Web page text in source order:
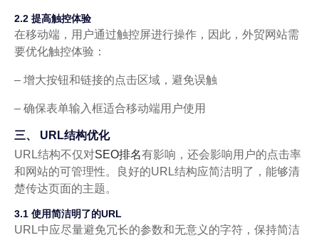
2.2 提高触控体验
在移动端，用户通过触控屏进行操作，因此，外贸网站需
要优化触控体验：
– 增大按钮和链接的点击区域，避免误触
– 确保表单输入框适合移动端用户使用
三、 URL结构优化
URL结构不仅对SEO排名有影响，还会影响用户的点击率
和网站的可管理性。良好的URL结构应简洁明了，能够清
楚传达页面的主题。
3.1 使用简洁明了的URL
URL中应尽量避免冗长的参数和无意义的字符，保持简洁